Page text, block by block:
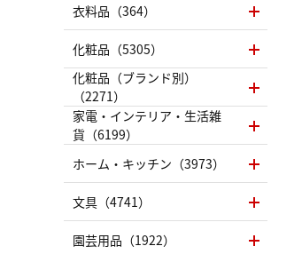
衣料品（364）
化粧品（5305）
化粧品（ブランド別）
（2271）
家電・インテリア・生活雑
貨（6199）
ホーム・キッチン（3973）
文具（4741）
園芸用品（1922）